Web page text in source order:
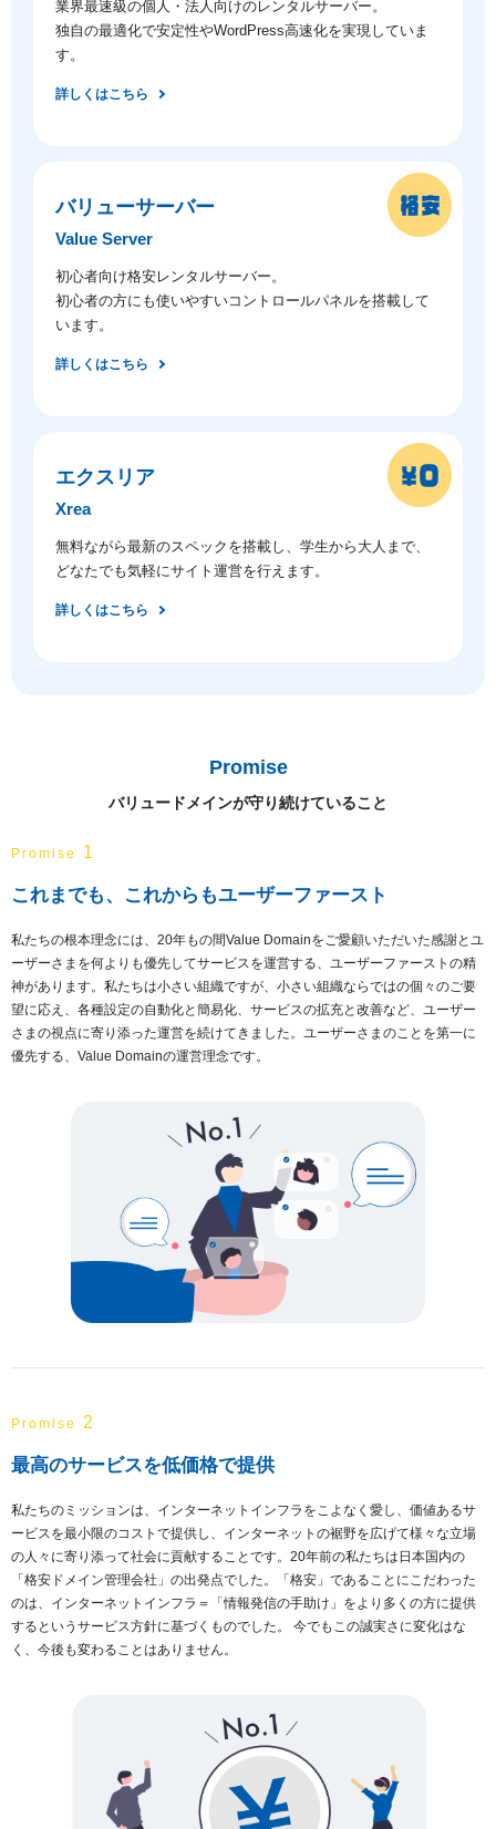
業界最速級の個人・法人向けのレンタルサーバー。
独自の最適化で安定性やWordPress高速化を実現していま
す。
詳しくはこちら
バリューサーバー
Value Server
初心者向け格安レンタルサーバー。
初心者の方にも使いやすいコントロールパネルを搭載して
います。
詳しくはこちら
エクスリア
Xrea
無料ながら最新のスペックを搭載し、学生から大人まで、
どなたでも気軽にサイト運営を行えます。
詳しくはこちら
Promise
バリュードメインが守り続けていること
Promise 1
これまでも、これからもユーザーファースト
私たちの根本理念には、20年もの間Value Domainをご愛顧いただいた感謝とユ
ーザーさまを何よりも優先してサービスを運営する、ユーザーファーストの精
神があります。私たちは小さい組織ですが、小さい組織ならではの個々のご要
望に応え、各種設定の自動化と簡易化、サービスの拡充と改善など、ユーザー
さまの視点に寄り添った運営を続けてきました。ユーザーさまのことを第一に
優先する、Value Domainの運営理念です。
Promise 2
最高のサービスを低価格で提供
私たちのミッションは、インターネットインフラをこよなく愛し、価値あるサ
ービスを最小限のコストで提供し、インターネットの裾野を広げて様々な立場
の人々に寄り添って社会に貢献することです。20年前の私たちは日本国内の
「格安ドメイン管理会社」の出発点でした。「格安」であることにこだわった
のは、インターネットインフラ＝「情報発信の手助け」をより多くの方に提供
するというサービス方針に基づくものでした。 今でもこの誠実さに変化はな
く、今後も変わることはありません。